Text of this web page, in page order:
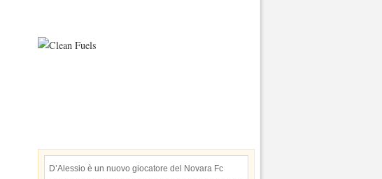
D’Alessio è un nuovo giocatore del Novara Fc